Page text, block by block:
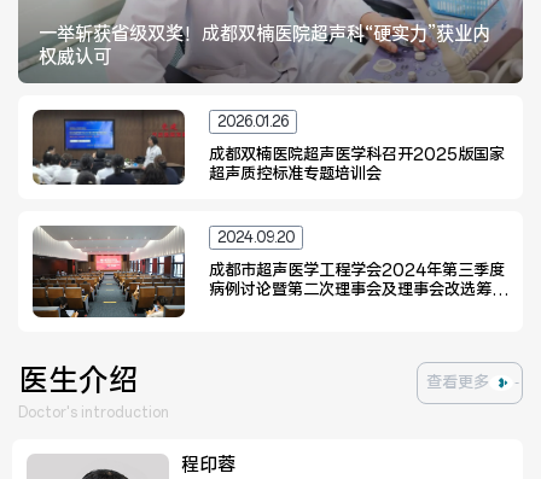
科研介绍 科研动态
通知公告
医联体介绍 新闻动态
招聘职位
一举斩获省级双奖！成都双楠医院超声科“硬实力”获业内
权威认可
2026.01.26
成都双楠医院超声医学科召开2025版国家
超声质控标准专题培训会
2024.09.20
成都市超声医学工程学会2024年第三季度
病例讨论暨第二次理事会及理事会改选筹备
医生介绍
Doctor's introduction
查看更多
程印蓉